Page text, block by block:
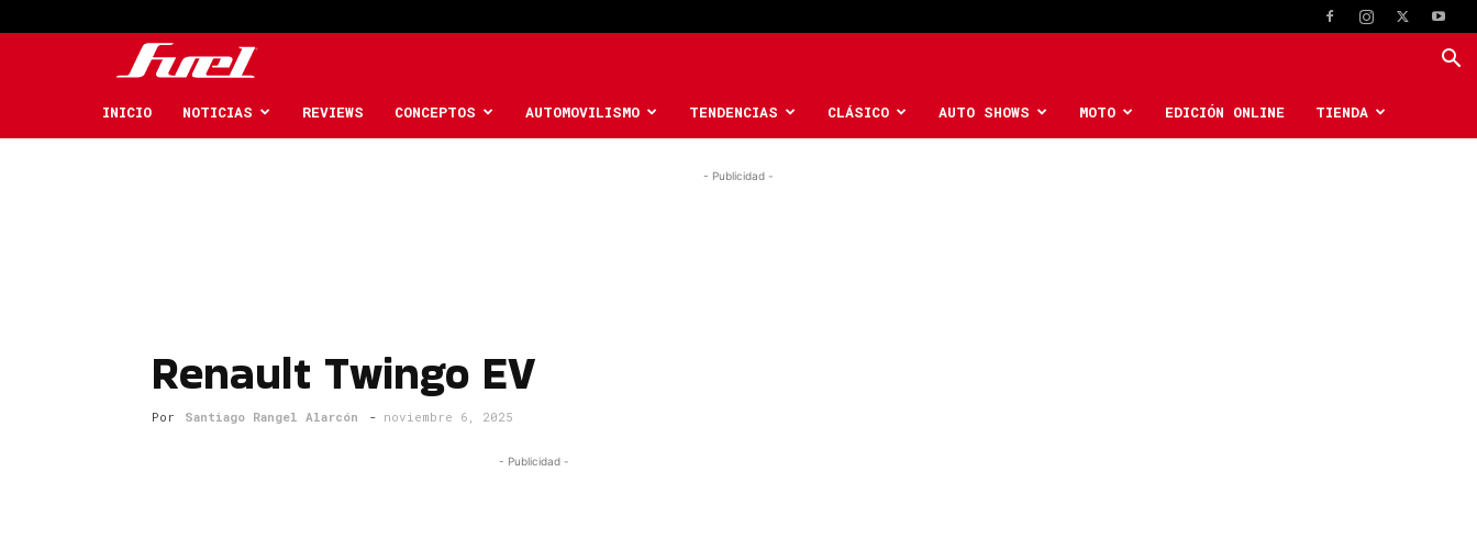
Car
INICIO NOTICIAS REVIEWS CONCEPTOS AUTOMOVILISMO TENDENCIAS CLÁSICO AUTO SHOWS MOTO EDICIÓN ONLINE TIENDA
- Publicidad -
Renault Twingo EV
Por Santiago Rangel Alarcón - noviembre 6, 2025
- Publicidad -